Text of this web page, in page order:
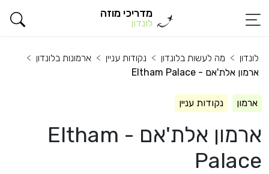
מדריכי מוזה
לונדון
לונדון מה לעשות בלונדון נקודות עניין
ארמונות בלונדון
ארמון אלת'אם - Eltham Palace
ארמון נקודות עניין
ארמון אלת'אם - Eltham
Palace